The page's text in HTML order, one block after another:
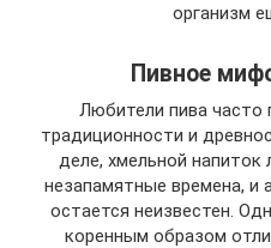
организм
Пивное
Любители пива часто
традиционности и
деле, хмельной напиток
незапамятные времена, и
остается неизвестен.
коренным образом